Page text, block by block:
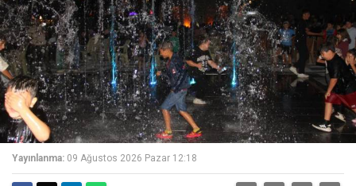
Yayınlanma: 09 Ağustos 2026 Pazar 12:18